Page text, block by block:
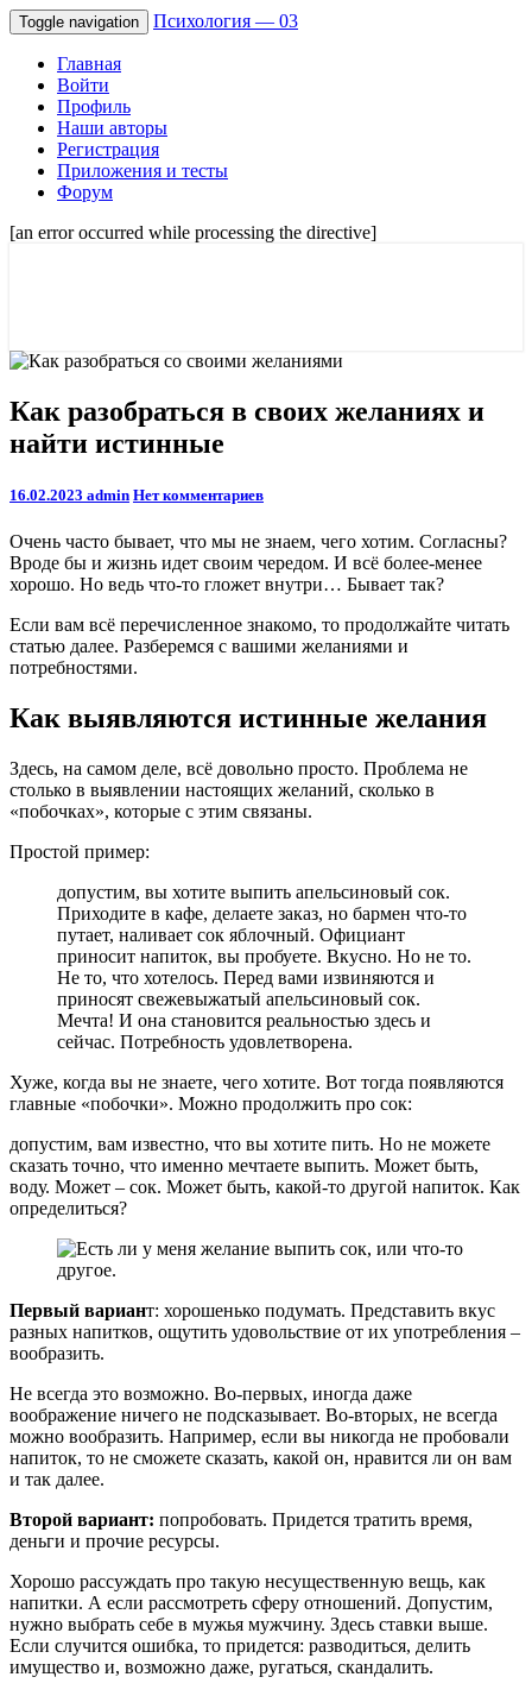
Toggle navigation Психология — 03
Главная
Войти
Профиль
Наши авторы
Регистрация
Приложения и тесты
Форум
[an error occurred while processing the directive]
проблемы.
Как
разобраться
в
желаниях
найти
истинные
Как разобраться в своих желаниях и
найти истинные
16.02.2023 admin Comments
Нет комментариев
Очень часто бывает, что мы не знаем, чего хотим. Согласны?
Вроде бы и жизнь идет своим чередом. И всё более-менее
хорошо. Но ведь что-то гложет внутри… Бывает так?
Если вам всё перечисленное знакомо, то продолжайте читать
статью далее. Разберемся с вашими желаниями и
потребностями.
Как выявляются истинные желания
Здесь, на самом деле, всё довольно просто. Проблема не
столько в выявлении настоящих желаний, сколько в
«побочках», которые с этим связаны.
Простой пример:
допустим, вы хотите выпить апельсиновый сок.
Приходите в кафе, делаете заказ, но бармен что-то
путает, наливает сок яблочный. Официант
приносит напиток, вы пробуете. Вкусно. Но не то.
Не то, что хотелось. Перед вами извиняются и
приносят свежевыжатый апельсиновый сок.
Мечта! И она становится реальностью здесь и
сейчас. Потребность удовлетворена.
Хуже, когда вы не знаете, чего хотите. Вот тогда появляются
главные «побочки». Можно продолжить про сок:
допустим, вам известно, что вы хотите пить. Но не можете
сказать точно, что именно мечтаете выпить. Может быть,
воду. Может – сок. Может быть, какой-то другой напиток. Как
определиться?
Первый вариант: хорошенько подумать. Представить вкус
разных напитков, ощутить удовольствие от их употребления –
вообразить.
Не всегда это возможно. Во-первых, иногда даже
воображение ничего не подсказывает. Во-вторых, не всегда
можно вообразить. Например, если вы никогда не пробовали
напиток, то не сможете сказать, какой он, нравится ли он вам
и так далее.
Второй вариант: попробовать. Придется тратить время,
деньги и прочие ресурсы.
Хорошо рассуждать про такую несущественную вещь, как
напитки. А если рассмотреть сферу отношений. Допустим,
нужно выбрать себе в мужья мужчину. Здесь ставки выше.
Если случится ошибка, то придется: разводиться, делить
имущество и, возможно даже, ругаться, скандалить.